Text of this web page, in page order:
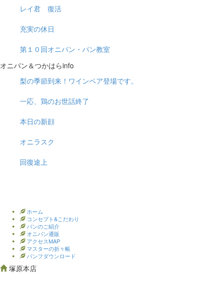
レイ君 復活
充実の休日
第１０回オニパン・パン教室
オニパン＆つかはらinfo
梨の季節到来！ワインペア登場です。
一応、鶏のお世話終了
本日の新顔
オニラスク
回復途上
ホーム
コンセプト&こだわり
パンのご紹介
オニパン通販
アクセスMAP
マスターの折々帳
パンフダウンロード
塚原本店